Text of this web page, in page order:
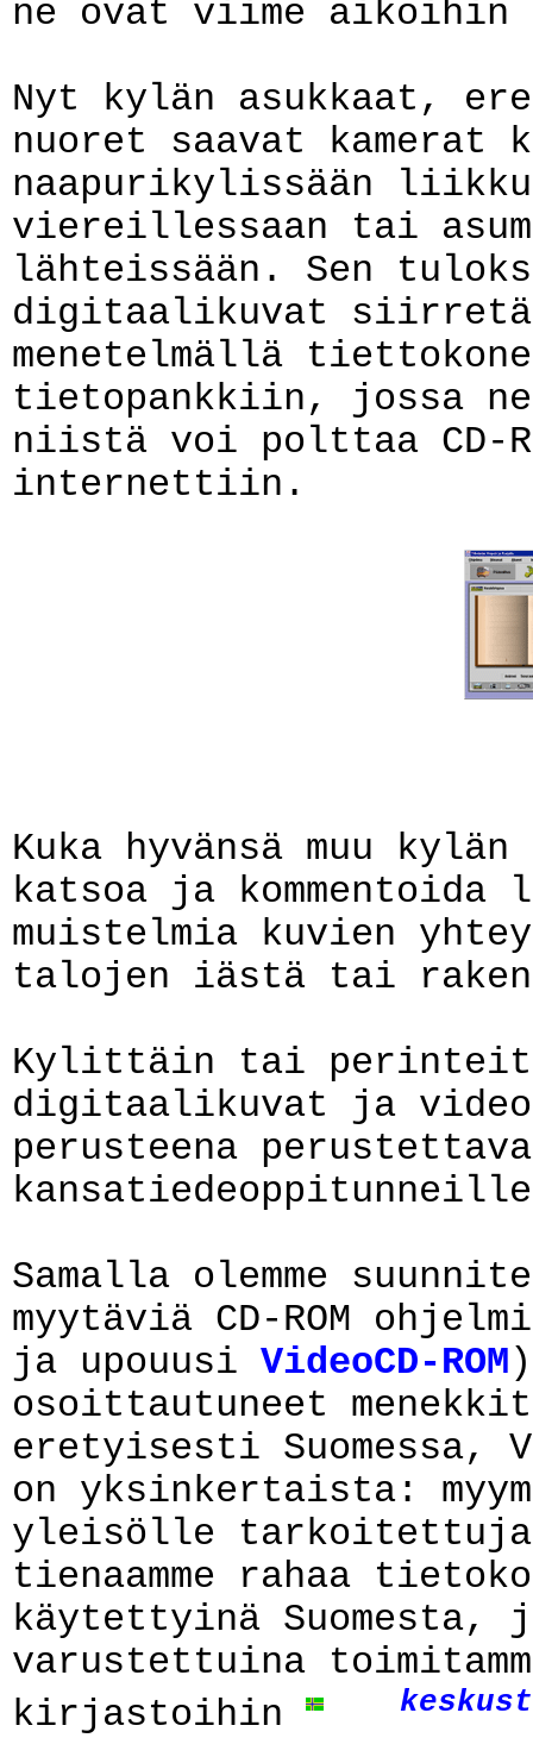
ne ovat viime
Nyt kylän asukkaat,
nuoret saavat kamerat
naapurikylissään
viereillessaan tai
lähteissään. Sen
digitaalikuvat
menetelmällä
tietopankkiin, jossa
niistä voi polttaa CD-
internettiin.
Kuka hyvänsä muu
katsoa ja kommentoida
muistelmia kuvien
talojen iästä tai
Kylittäin tai
digitaalikuvat ja
perusteena
Samalla olemme
myytäviä CD-ROM
ja upouusi VideoCD-ROM
osoittautuneet
eretyisesti Suomessa,
on yksinkertaista:
yleisölle tarkoitettuja
tienaamme rahaa
käytettyinä Suomesta,
varustettuina
kirjastoihin